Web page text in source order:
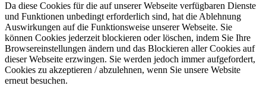
Da diese Cookies für die auf unserer Webseite verfügbaren Dienste
und Funktionen unbedingt erforderlich sind, hat die Ablehnung
Auswirkungen auf die Funktionsweise unserer Webseite. Sie
können Cookies jederzeit blockieren oder löschen, indem Sie Ihre
Browsereinstellungen ändern und das Blockieren aller Cookies auf
dieser Webseite erzwingen. Sie werden jedoch immer aufgefordert,
Cookies zu akzeptieren / abzulehnen, wenn Sie unsere Website
erneut besuchen.